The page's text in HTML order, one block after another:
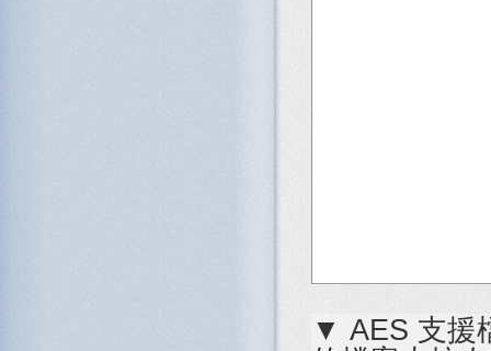
▼ AES 支援